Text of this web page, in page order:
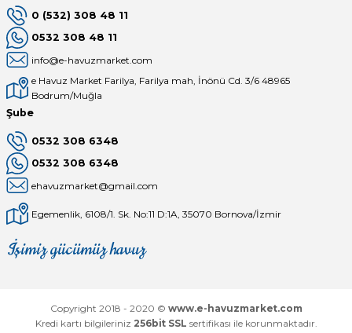
0 (532) 308 48 11
0532 308 48 11
info@e-havuzmarket.com
e Havuz Market Farilya, Farilya mah, İnönü Cd. 3/6 48965
Bodrum/Muğla
Şube
0532 308 6348
0532 308 6348
ehavuzmarket@gmail.com
Egemenlik, 6108/1. Sk. No:11 D:1A, 35070 Bornova/İzmir
İşimiz gücümüz havuz
Mağaza
Depomuz
Copyright 2018 - 2020 © www.e-havuzmarket.com
Kredi kartı bilgileriniz 256bit SSL sertifikası ile korunmaktadır.